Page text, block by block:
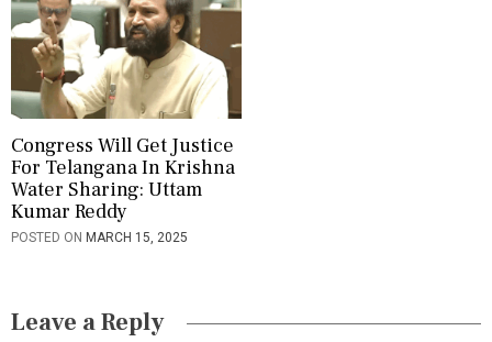
Congress Will Get Justice
For Telangana In Krishna
Water Sharing: Uttam
Kumar Reddy
POSTED ON MARCH 15, 2025
Leave a Reply